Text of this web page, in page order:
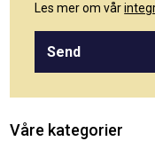
Les mer om vår
Send
Våre kategorier